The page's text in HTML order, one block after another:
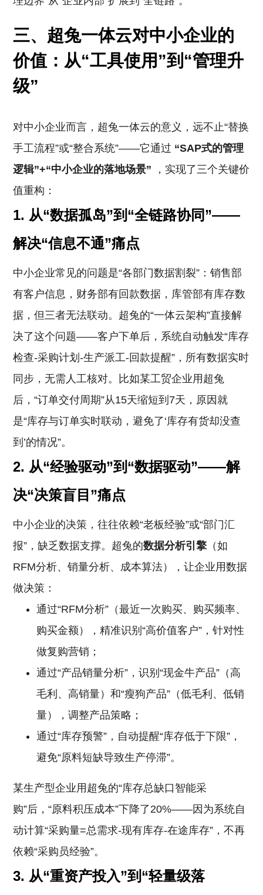
三、超兔一体云对中小企业的
价值：从“工具使用”到“管理升
级”
对中小企业而言，超兔一体云的意义，远不止“替换
手工流程”或“整合系统”——它通过 “SAP式的管理
逻辑”+“中小企业的落地场景” ，实现了三个关键价
值重构：
1. 从“数据孤岛”到“全链路协同”——
解决“信息不通”痛点
中小企业常见的问题是“各部门数据割裂”：销售部
有客户信息，财务部有回款数据，库管部有库存数
据，但三者无法联动。超兔的“一体云架构”直接解
决了这个问题——客户下单后，系统自动触发“库存
检查-采购计划-生产派工-回款提醒”，所有数据实时
同步，无需人工核对。比如某工贸企业用超兔
后，“订单交付周期”从15天缩短到7天，原因就
是“库存与订单实时联动，避免了‘库存有货却没查
到’的情况”。
2. 从“经验驱动”到“数据驱动”——解
决“决策盲目”痛点
中小企业的决策，往往依赖“老板经验”或“部门汇
报”，缺乏数据支撑。超兔的数据分析引擎（如
RFM分析、销量分析、成本算法），让企业用数据
做决策：
通过“RFM分析”（最近一次购买、购买频率、
购买金额），精准识别“高价值客户”，针对性
做复购营销；
通过“产品销量分析”，识别“现金牛产品”（高
毛利、高销量）和“瘦狗产品”（低毛利、低销
量），调整产品策略；
通过“库存预警”，自动提醒“库存低于下限”，
避免“原料短缺导致生产停滞”。
某生产型企业用超兔的“库存总缺口智能采
购”后，“原料积压成本”下降了20%——因为系统自
动计算“采购量=总需求-现有库存-在途库存”，不再
依赖“采购员经验”。
3. 从“重资产投入”到“轻量级落